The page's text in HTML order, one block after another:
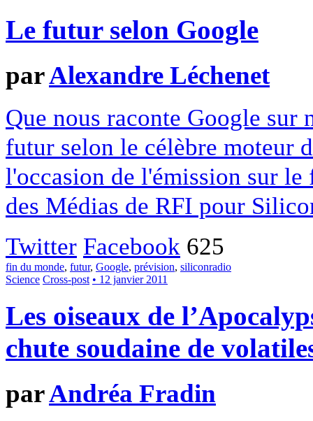
Le futur selon Google
parAlexandre Léchenet
Que nous raconte Google
futur selon le célèbre moteur
l'occasion de l'émission sur
des Médias de RFI pour
Twitter Facebook 625
fin du monde, futur, Google, prévision, siliconradio
Science Cross-post • 12 janvier 2011
Les oiseaux de
chute soudaine de
parAndréa Fradin